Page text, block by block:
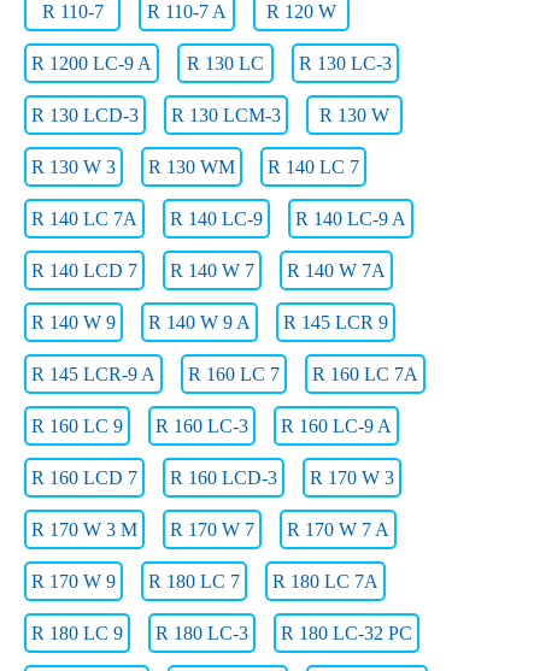
R 110-7 R 110-7 A R 120 W
R 1200 LC-9 A R 130 LC R 130 LC-3
R 130 LCD-3 R 130 LCM-3 R 130 W
R 130 W 3 R 130 WM R 140 LC 7
R 140 LC 7A R 140 LC-9 R 140 LC-9 A
R 140 LCD 7 R 140 W 7 R 140 W 7A
R 140 W 9 R 140 W 9 A R 145 LCR 9
R 145 LCR-9 A R 160 LC 7 R 160 LC 7A
R 160 LC 9 R 160 LC-3 R 160 LC-9 A
R 160 LCD 7 R 160 LCD-3 R 170 W 3
R 170 W 3 M R 170 W 7 R 170 W 7 A
R 170 W 9 R 180 LC 7 R 180 LC 7A
R 180 LC 9 R 180 LC-3 R 180 LC-32 PC